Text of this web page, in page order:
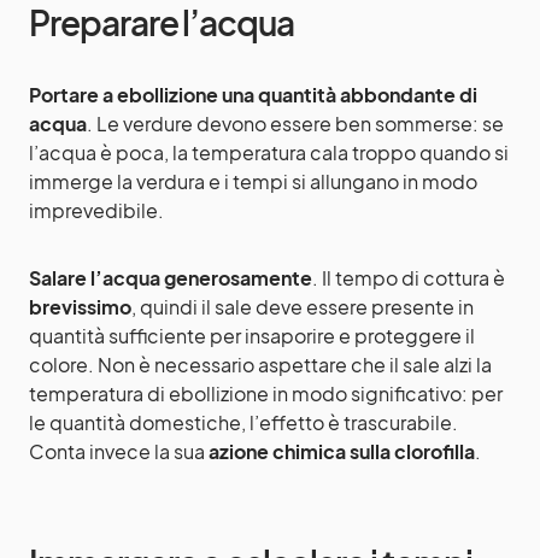
Preparare l’acqua
Portare a ebollizione una quantità abbondante di
acqua. Le verdure devono essere ben sommerse: se
l’acqua è poca, la temperatura cala troppo quando si
immerge la verdura e i tempi si allungano in modo
imprevedibile.
Salare l’acqua generosamente. Il tempo di cottura è
brevissimo, quindi il sale deve essere presente in
quantità sufficiente per insaporire e proteggere il
colore. Non è necessario aspettare che il sale alzi la
temperatura di ebollizione in modo significativo: per
le quantità domestiche, l’effetto è trascurabile.
Conta invece la suaazione chimica sulla clorofilla.